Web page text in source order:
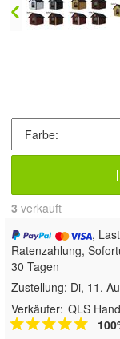
3 verkauft
,
Ratenzahlung,
30 Tagen
Zustellung: Di, 11.
Verkäufer: QLS